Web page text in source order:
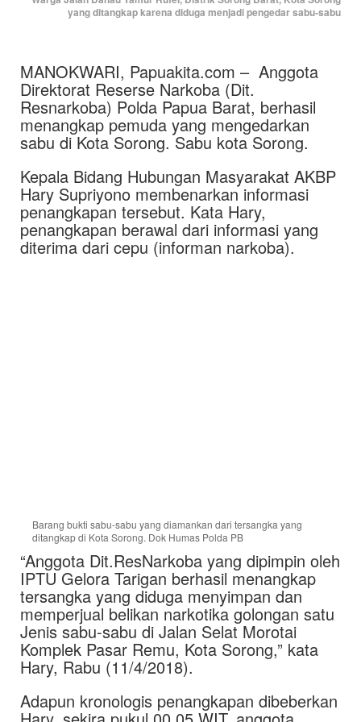
yang ditangkap karena diduga menjadi pengedar sabu-sabu
MANOKWARI, Papuakita.com – Anggota
Direktorat Reserse Narkoba (Dit.
Resnarkoba) Polda Papua Barat, berhasil
menangkap pemuda yang mengedarkan
sabu di Kota Sorong. Sabu kota Sorong.
Kepala Bidang Hubungan Masyarakat AKBP
Hary Supriyono membenarkan informasi
penangkapan tersebut. Kata Hary,
penangkapan berawal dari informasi yang
diterima dari cepu (informan narkoba).
Barang bukti sabu-sabu yang diamankan dari tersangka yang
ditangkap di Kota Sorong. Dok Humas Polda PB
“Anggota Dit.ResNarkoba yang dipimpin oleh
IPTU Gelora Tarigan berhasil menangkap
tersangka yang diduga menyimpan dan
memperjual belikan narkotika golongan satu
Jenis sabu-sabu di Jalan Selat Morotai
Komplek Pasar Remu, Kota Sorong,” kata
Hary, Rabu (11/4/2018).
Adapun kronologis penangkapan dibeberkan